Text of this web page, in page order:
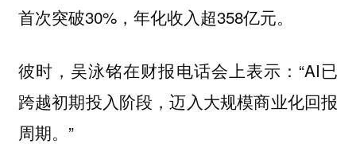
首次突破30%，年化收入超358亿元。
彼时，吴泳铭在财报电话会上表示：“AI已
跨越初期投入阶段，迈入大规模商业化回报
周期。”